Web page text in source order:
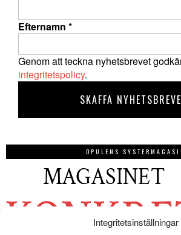
Integritetsinställningar
Efternamn *
Genom att teckna nyhetsbrevet
integritetspolicy.
OPULENS